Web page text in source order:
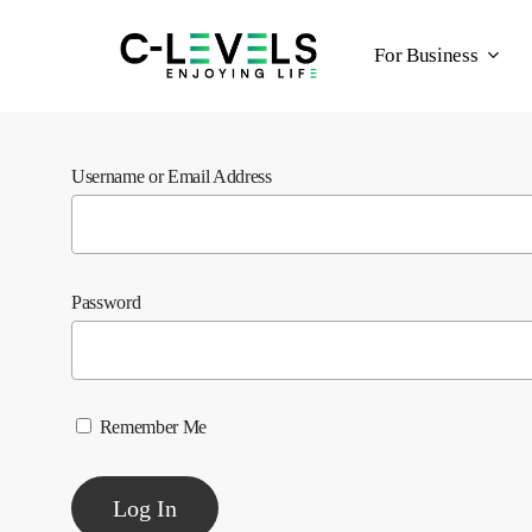
For Business
Username or Email Address
Password
Remember Me